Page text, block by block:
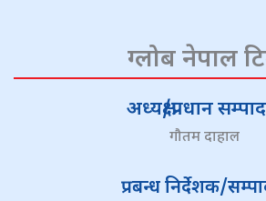
ग्लोब नेपाल
अध्यक्ष/प्रधान
गौतम दाहाल
प्रबन्ध निर्देशक/